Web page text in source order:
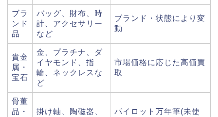
ブラ
ンド
品
バッグ、財布、時
計、アクセサリー
など
ブランド・状態により変
動
貴金
属・
宝石
金、プラチナ、ダ
イヤモンド、指
輪、ネックレスな
ど
市場価格に応じた高価買
取
骨董
品・
掛け軸、陶磁器、
パイロット万年筆(未使